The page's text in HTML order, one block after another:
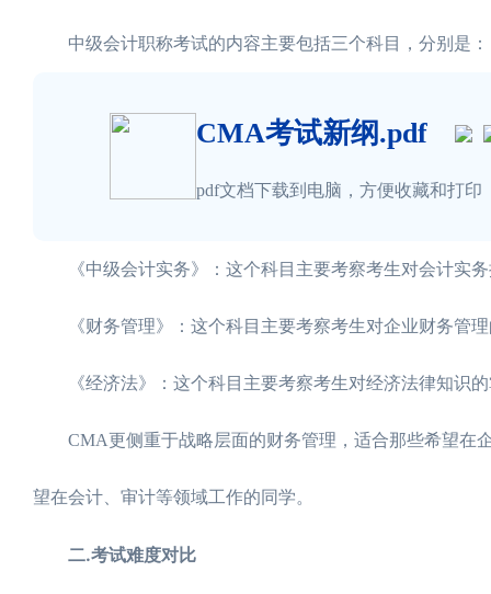
中级会计职称考试的内容主要包括三个科目，分别是：
CMA考试新纲.pdf
pdf文档下载到电脑，方便收藏和打印
《中级会计实务》：这个科目主要考察考生对会计实务
《财务管理》：这个科目主要考察考生对企业财务管理
《经济法》：这个科目主要考察考生对经济法律知识的
CMA更侧重于战略层面的财务管理，适合那些希望在
望在会计、审计等领域工作的同学。
二.考试难度对比